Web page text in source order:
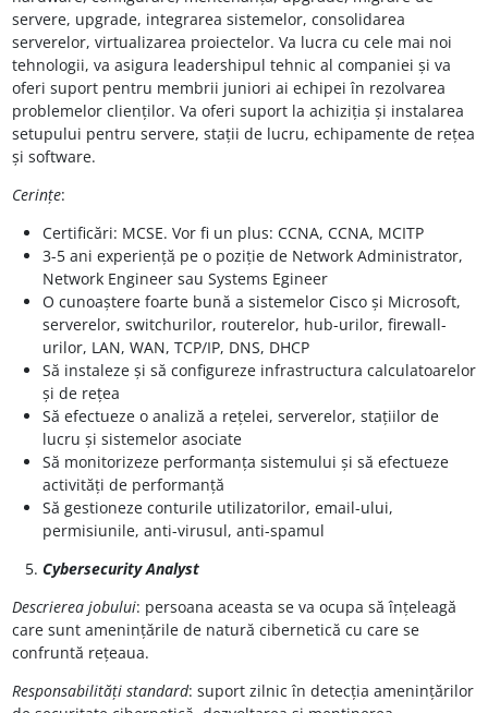
servere, upgrade, integrarea sistemelor, consolidarea
serverelor, virtualizarea proiectelor. Va lucra cu cele mai noi
tehnologii, va asigura leadershipul tehnic al companiei și va
oferi suport pentru membrii juniori ai echipei în rezolvarea
problemelor clienților. Va oferi suport la achiziția și instalarea
setupului pentru servere, stații de lucru, echipamente de rețea
și software.
Cerințe:
Certificări: MCSE. Vor fi un plus: CCNA, CCNA, MCITP
3-5 ani experiență pe o poziție de Network Administrator,
Network Engineer sau Systems Egineer
O cunoaștere foarte bună a sistemelor Cisco și Microsoft,
serverelor, switchurilor, routerelor, hub-urilor, firewall-
urilor, LAN, WAN, TCP/IP, DNS, DHCP
Să instaleze și să configureze infrastructura calculatoarelor
și de rețea
Să efectueze o analiză a rețelei, serverelor, stațiilor de
lucru și sistemelor asociate
Să monitorizeze performanța sistemului și să efectueze
activități de performanță
Să gestioneze conturile utilizatorilor, email-ului,
permisiunile, anti-virusul, anti-spamul
Cybersecurity Analyst
Descrierea jobului: persoana aceasta se va ocupa să înțeleagă
care sunt amenințările de natură cibernetică cu care se
confruntă rețeaua.
Responsabilități standard: suport zilnic în detecția amenințărilor